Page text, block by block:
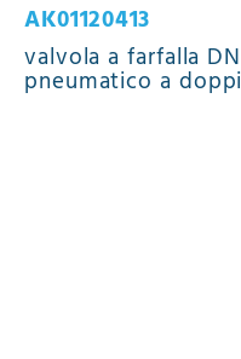
AK01120413
valvola a farfalla
pneumatico a